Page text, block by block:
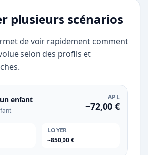
plusieurs scénarios
de voir rapidement comment
selon des profils et
enfant APL
~72,00 €
LOYER
~850,00 €